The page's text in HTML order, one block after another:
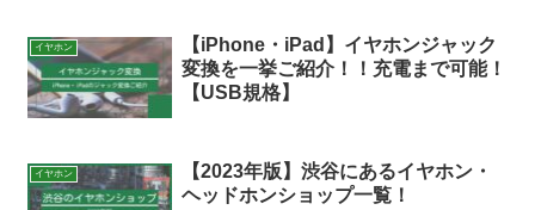
イヤホン
【iPhone・iPad】イヤホンジャック
変換を一挙ご紹介！！充電まで可能！
【USB規格】
イヤホン
【2023年版】渋谷にあるイヤホン・
ヘッドホンショップ一覧！